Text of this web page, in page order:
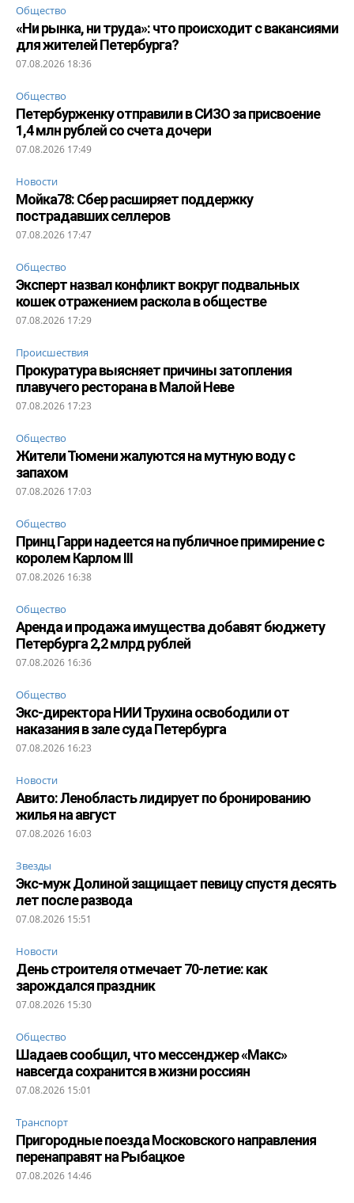
Общество
«Ни рынка, ни труда»: что происходит с вакансиями
для жителей Петербурга?
07.08.2026 18:36
Общество
Петербурженку отправили в СИЗО за присвоение
1,4 млн рублей со счета дочери
07.08.2026 17:49
Новости
Мойка78: Сбер расширяет поддержку
пострадавших селлеров
07.08.2026 17:47
Общество
Эксперт назвал конфликт вокруг подвальных
кошек отражением раскола в обществе
07.08.2026 17:29
Происшествия
Прокуратура выясняет причины затопления
плавучего ресторана в Малой Неве
07.08.2026 17:23
Общество
Жители Тюмени жалуются на мутную воду с
запахом
07.08.2026 17:03
Общество
Принц Гарри надеется на публичное примирение с
королем Карлом III
07.08.2026 16:38
Общество
Аренда и продажа имущества добавят бюджету
Петербурга 2,2 млрд рублей
07.08.2026 16:36
Общество
Экс-директора НИИ Трухина освободили от
наказания в зале суда Петербурга
07.08.2026 16:23
Новости
Авито: Ленобласть лидирует по бронированию
жилья на август
07.08.2026 16:03
Звезды
Экс-муж Долиной защищает певицу спустя десять
лет после развода
07.08.2026 15:51
Новости
День строителя отмечает 70-летие: как
зарождался праздник
07.08.2026 15:30
Общество
Шадаев сообщил, что мессенджер «Макс»
навсегда сохранится в жизни россиян
07.08.2026 15:01
Транспорт
Пригородные поезда Московского направления
перенаправят на Рыбацкое
07.08.2026 14:46